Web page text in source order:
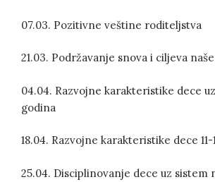
07.03. Pozitivne veštine roditeljstva
21.03. Podržavanje snova i ciljeva
04.04. Razvojne karakteristike dece
godina
18.04. Razvojne karakteristike dece 11-
25.04. Disciplinovanje dece uz sistem